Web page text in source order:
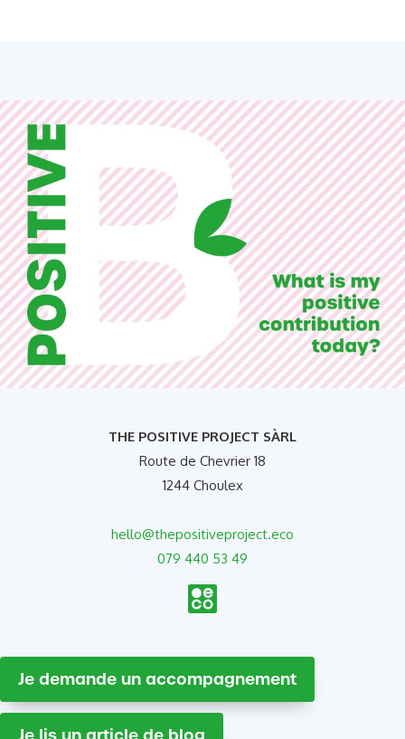
THE POSITIVE PROJECT SÀRL
Route de Chevrier 18
1244 Choulex
hello@thepositiveproject.eco
079 440 53 49
Je demande un accompagnement